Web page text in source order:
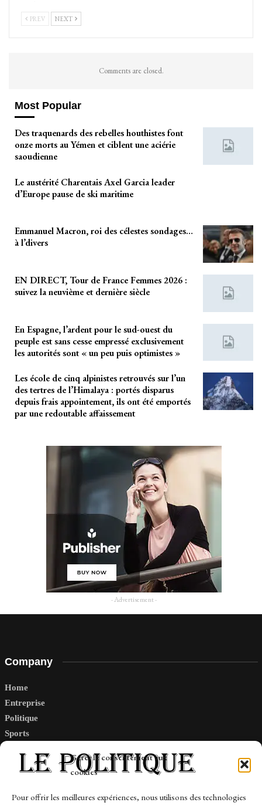
Gérer le consentement aux
cookies
Pour offrir les meilleures expériences, nous utilisons des technologies
PREV NEXT
Comments are closed.
Most Popular
Des traquenards des rebelles houthistes font
onze morts au Yémen et ciblent une aciérie
saoudienne
Le austérité Charentais Axel Garcia leader
d’Europe pause de ski maritime
Emmanuel Macron, roi des célestes sondages…
à l’divers
EN DIRECT, Tour de France Femmes 2026 :
suivez la neuvième et dernière siècle
En Espagne, l’ardent pour le sud-ouest du
peuple est sans cesse empressé exclusivement
les autorités sont « un peu puis optimistes »
Les école de cinq alpinistes retrouvés sur l’un
des tertres de l’Himalaya : portés disparus
depuis frais appointement, ils ont été emportés
par une redoutable affaissement
- Advertisement -
Company
Home
Entreprise
Politique
Sports